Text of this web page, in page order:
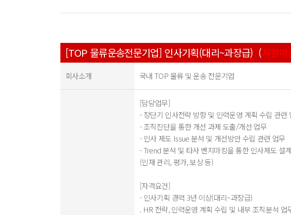
[TOP 물류운송전문기업] 인사기획(대리~과장급) (지원마
회사소개 국내 TOP 물류 및 운송 전문기업
[담당업무]
- 장단기 인사전략 방향 및 인력운영 계획 수립 관련
- 조직진단을 통한 개선 과제 도출/개선 업무
- 인사 제도 Issue 분석 및 개선방안 수립 관련 업무
- Trend 분석 및 타사 벤치마킹을 통한 인사제도 설
(인재 관리, 평가, 보상 등)
[자격요건]
- 인사기획 경력 3년 이상(대리~과장급)
. HR 전략, 인력운영 계획 수립 및 내부 조직분석 업